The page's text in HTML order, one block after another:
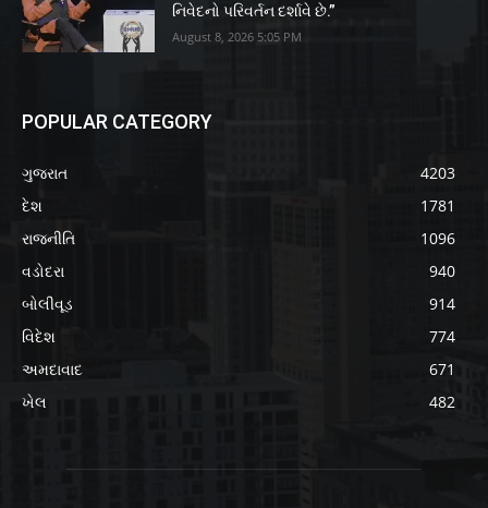
નિવેદનો પરિવર્તન દર્શાવે છે.”
August 8, 2026 5:05 PM
POPULAR CATEGORY
ગુજરાત
4203
દેશ
1781
રાજનીતિ
1096
વડોદરા
940
બોલીવૂડ
914
વિદેશ
774
અમદાવાદ
671
ખેલ
482